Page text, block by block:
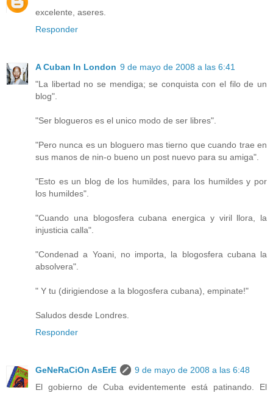
excelente, aseres.
Responder
A Cuban In London 9 de mayo de 2008 a las 6:41
"La libertad no se mendiga; se conquista con el filo de un
blog".
"Ser blogueros es el unico modo de ser libres".
"Pero nunca es un bloguero mas tierno que cuando trae en
sus manos de nin-o bueno un post nuevo para su amiga".
"Esto es un blog de los humildes, para los humildes y por
los humildes".
"Cuando una blogosfera cubana energica y viril llora, la
injusticia calla".
"Condenad a Yoani, no importa, la blogosfera cubana la
absolvera".
" Y tu (dirigiendose a la blogosfera cubana), empinate!"
Saludos desde Londres.
Responder
GeNeRaCiOn AsErE
9 de mayo de 2008 a las 6:48
El gobierno de Cuba evidentemente está patinando. El